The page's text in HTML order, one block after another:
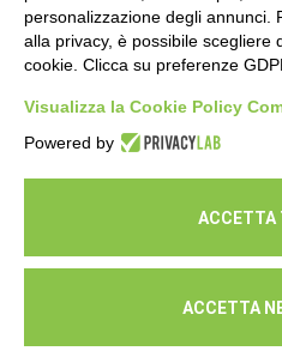
© Cooperativa L'Ovile.
personalizzazione degli annunci.
alla privacy, è possibile scegliere
cookie. Clicca su preferenze
Visualizza la Cookie Policy
Powered by
ACCETTA
ACCETTA